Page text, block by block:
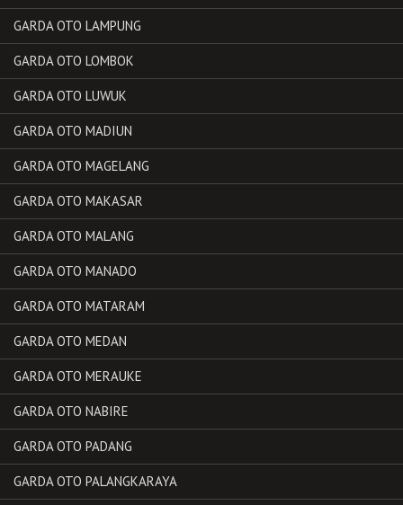
GARDA OTO LAMPUNG
GARDA OTO LOMBOK
GARDA OTO LUWUK
GARDA OTO MADIUN
GARDA OTO MAGELANG
GARDA OTO MAKASAR
GARDA OTO MALANG
GARDA OTO MANADO
GARDA OTO MATARAM
GARDA OTO MEDAN
GARDA OTO MERAUKE
GARDA OTO NABIRE
GARDA OTO PADANG
GARDA OTO PALANGKARAYA